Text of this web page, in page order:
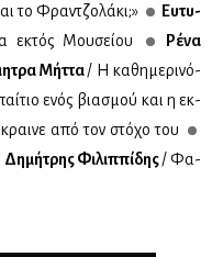
το Φραν­τζο­λά­κι;»
Ευ­τυ­
εκτός Μου­σεί­ου
Ρέ­να
Μήτ­τα/ Η κα­θη­με­ρι­νό­
ενός βια­σμού και η εκ­
από τον στό­χο του
Δη­μή­τρης Φι­λιπ­πί­δης/ Φα­